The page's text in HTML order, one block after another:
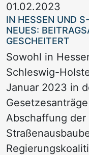
01.02.2023
IN HESSEN UND
NEUES:
GESCHEITERT
Sowohl in
Schleswig-
Januar 2023 in
Abschaffung der